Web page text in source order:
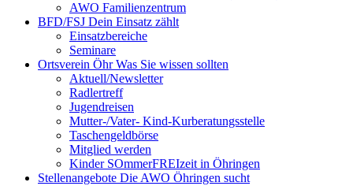
AWO Familienzentrum
BFD/FSJ Dein Einsatz zählt
Einsatzbereiche
Seminare
Ortsverein ÖhrWas Sie wissen sollten
Aktuell/Newsletter
Radlertreff
Jugendreisen
Mutter-/Vater- Kind-Kurberatungsstelle
Taschengeldbörse
Mitglied werden
Kinder SOmmerFREIzeit in Öhringen
Stellenangebote Die AWO Öhringen sucht